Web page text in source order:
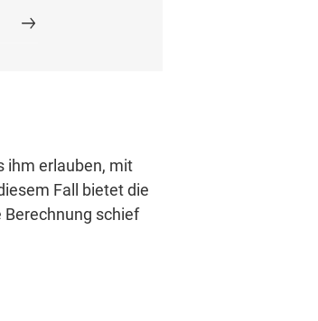
ihm erlauben, mit
Fall bietet die
Berechnung schief